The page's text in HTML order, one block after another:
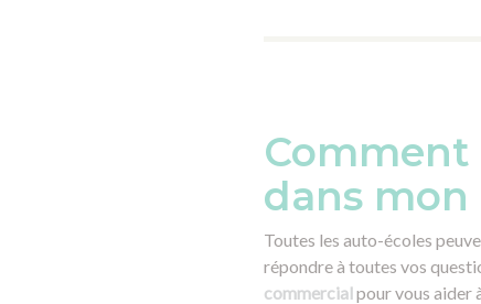
Comment
dans mon
Toutes les auto-écoles
répondre à toutes vos
commercialpour vous aider